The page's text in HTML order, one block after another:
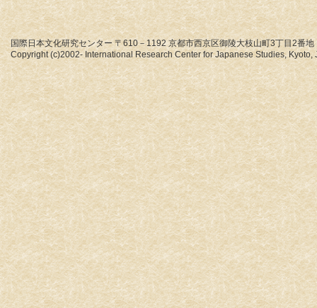
国際日本文化研究センター 〒610－1192 京都市西京区御陵大枝山町3丁目2番地
Copyright (c)2002- International Research Center for Japanese Studies, Kyoto,